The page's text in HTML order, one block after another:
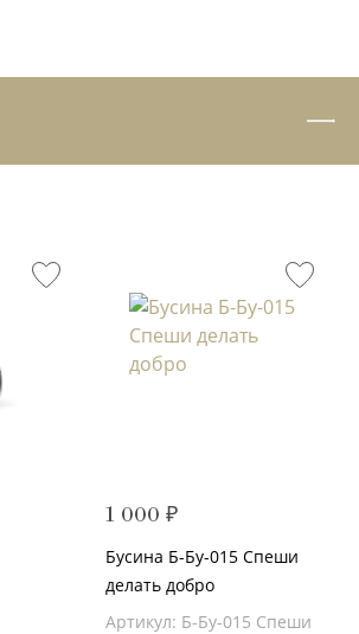
1 000 ₽
Бусина Б-Бу-015 Спеши
делать добро
Артикул: Б-Бу-015 Спеши